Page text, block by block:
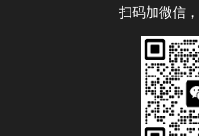
扫码加微信